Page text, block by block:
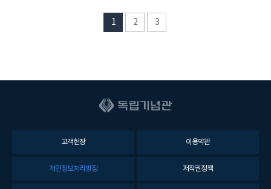
1 2 3
고객헌장 이용약관
개인정보처리방침 저작권정책